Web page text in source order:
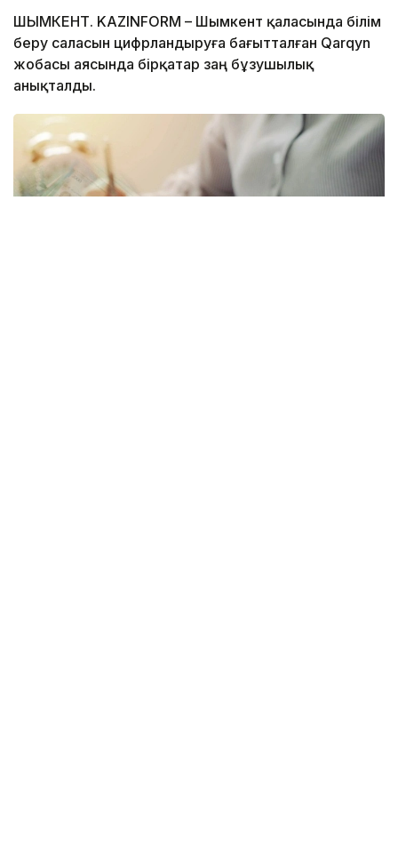
ШЫМКЕНТ. KAZINFORM – Шымкент қаласында білім
беру саласын цифрландыруға бағытталған Qarqyn
жобасы аясында бірқатар заң бұзушылық
анықталды.